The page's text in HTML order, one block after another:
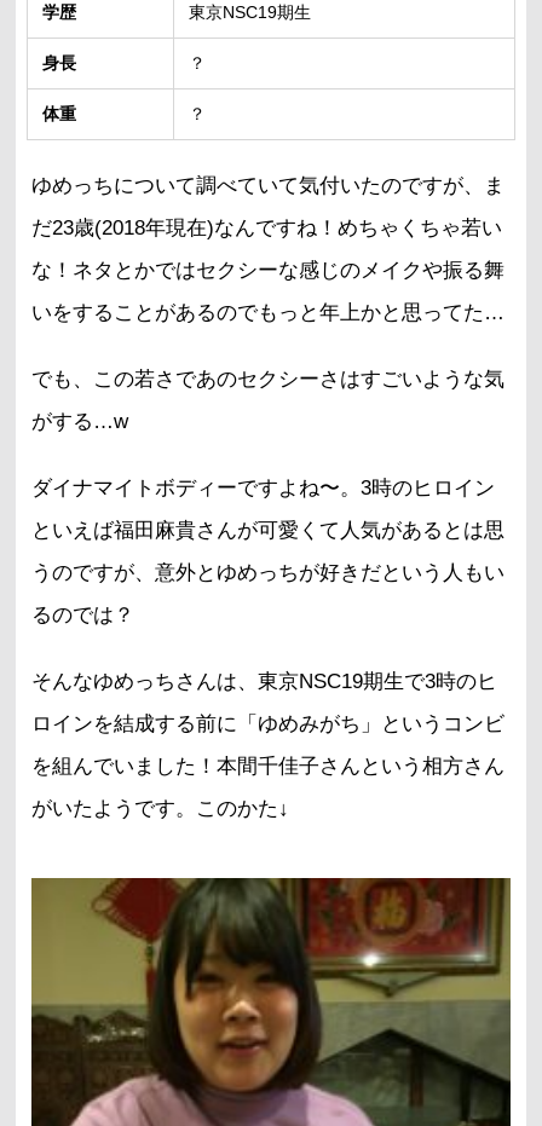
学歴 東京NSC19期生
身長 ？
体重 ？
ゆめっちについて調べていて気付いたのですが、ま
だ23歳(2018年現在)なんですね！めちゃくちゃ若い
な！ネタとかではセクシーな感じのメイクや振る舞
いをすることがあるのでもっと年上かと思ってた…
でも、この若さであのセクシーさはすごいような気
がする…w
ダイナマイトボディーですよね〜。3時のヒロイン
といえば福田麻貴さんが可愛くて人気があるとは思
うのですが、意外とゆめっちが好きだという人もい
るのでは？
そんなゆめっちさんは、東京NSC19期生で3時のヒ
ロインを結成する前に「ゆめみがち」というコンビ
を組んでいました！本間千佳子さんという相方さん
がいたようです。このかた↓